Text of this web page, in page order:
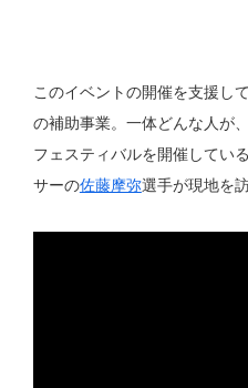
このイベントの開催を支援し
の補助事業。一体どんな人が
フェスティバルを開催してい
サーの佐藤摩弥選手が現地を